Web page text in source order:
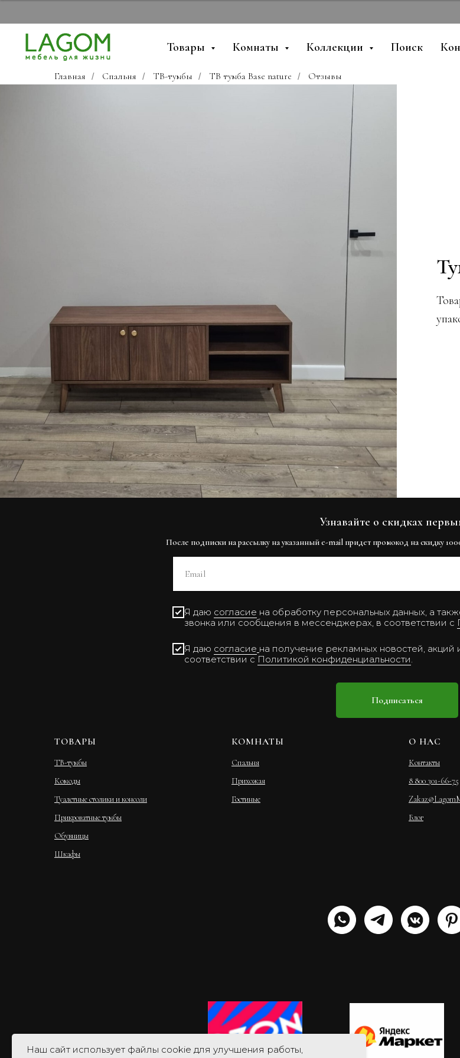
Товары Комнаты Коллекции Поиск
Главная / Спальня / ТВ-тумбы / ТВ тумба Base nature / Отзывы
Узнавайте о скидках
После подписки на рассылку на указанный e-mail придет промокод на скидку
Я даю согласие на обработку персональных данных, а
звонка или сообщения в мессенджерах, в соответствии с
Я даю согласие на получение рекламных новостей,
соответствии с Политикой конфиденциальности.
Подписаться
ТОВАРЫ
ТВ-тумбы
Комоды
Туалетные столики и консоли
Прикроватные тумбы
Обувницы
Шкафы
КОМНАТЫ
Спальня
Прихожая
Гостиные
О НАС
Контакты
8 800 301-66-75
Блог
Наш сайт использует файлы cookie для улучшения работы,